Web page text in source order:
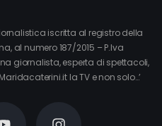
iscritta al registro della
al numero 187/2015 – P.Iva
giornalista, esperta di spettacoli,
la TV e non solo…’